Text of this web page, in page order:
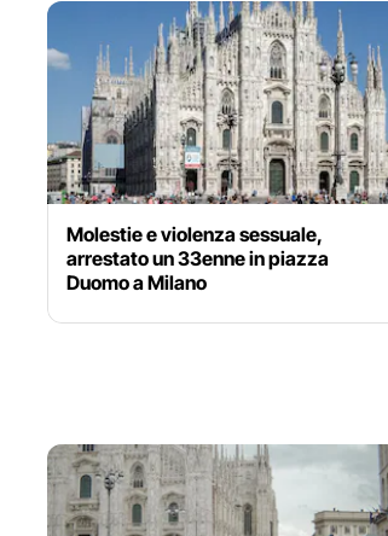
Molestie e violenza sessuale,
arrestato un 33enne in piazza
Duomo a Milano